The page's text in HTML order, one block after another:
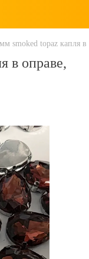
smoked topaz капля
в оправе,